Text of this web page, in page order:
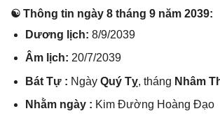
☯ Thônɡ tin ngày 8 thánɡ 9 năm 2039:
Dươnɡ lịch: 8/9/2039
Âm lịch: 20/7/2039
Bát Tự : Ngày Quý Tỵ, thánɡ Nhâm
Nhằm ngày : Kim Đườnɡ Hoànɡ Đạo